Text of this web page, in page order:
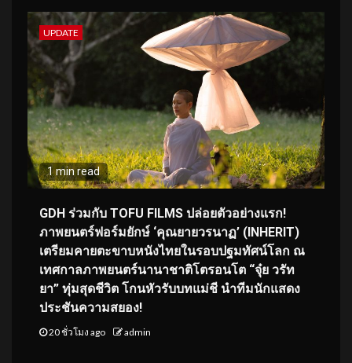
UPDATE
1 min read
GDH ร่วมกับ TOFU FILMS ปล่อยตัวอย่างแรก!
ภาพยนตร์ฟอร์มยักษ์ ‘คุณยายวรนาฏ’ (INHERIT)
เตรียมคายตะขาบหนังไทยในรอบปฐมทัศน์โลก ณ
เทศกาลภาพยนตร์นานาชาติโตรอนโต “จุ๋ย วรัท
ยา” ทุ่มสุดชีวิต โกนหัวรับบทแม่ชี นำทีมนักแสดง
ประชันความสยอง!
20 ชั่วโมง ago admin